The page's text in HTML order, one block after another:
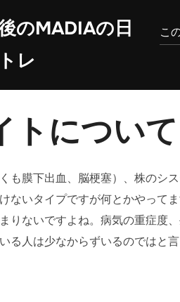
のMADIAの日
レ
こ
トについて
も膜下出血、脳梗塞）、株のシ
ないタイプですが何とかやって
りないですよね。病気の重症度
る人は少なからずいるのではと